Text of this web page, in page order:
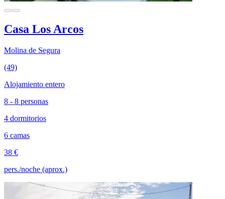
Casa Los Arcos
Molina de Segura
(49)
Alojamiento entero
8 - 8 personas
4 dormitorios
6 camas
38 €
pers./noche (aprox.)